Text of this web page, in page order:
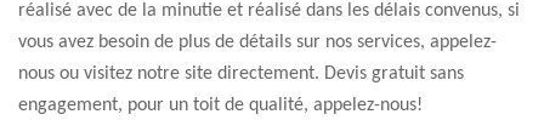
réalisé avec de la minutie et réalisé dans les délais convenus, si
vous avez besoin de plus de détails sur nos services, appelez-
nous ou visitez notre site directement. Devis gratuit sans
engagement, pour un toit de qualité, appelez-nous!